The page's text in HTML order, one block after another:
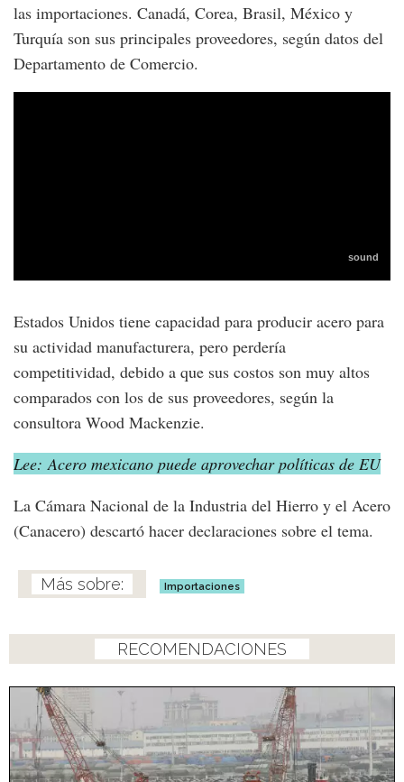
las importaciones. Canadá, Corea, Brasil, México y
Turquía son sus principales proveedores, según datos del
Departamento de Comercio.
Estados Unidos tiene capacidad para producir acero para
su actividad manufacturera, pero perdería
competitividad, debido a que sus costos son muy altos
comparados con los de sus proveedores, según la
consultora Wood Mackenzie.
Lee: Acero mexicano puede aprovechar políticas de EU
La Cámara Nacional de la Industria del Hierro y el Acero
(Canacero) descartó hacer declaraciones sobre el tema.
Importaciones
RECOMENDACIONES